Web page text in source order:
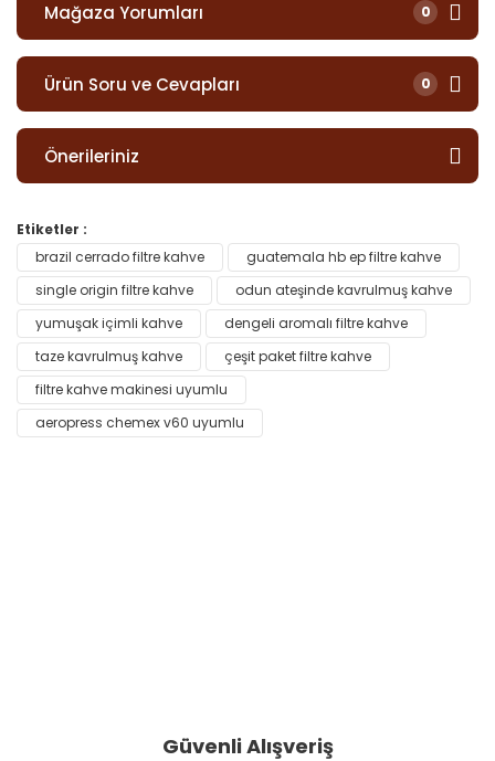
Mağaza Yorumları 0
Ürün Soru ve Cevapları 0
Önerileriniz
Etiketler :
brazil cerrado filtre kahve
guatemala hb ep filtre kahve
single origin filtre kahve
odun ateşinde kavrulmuş kahve
yumuşak içimli kahve
dengeli aromalı filtre kahve
taze kavrulmuş kahve
çeşit paket filtre kahve
filtre kahve makinesi uyumlu
aeropress chemex v60 uyumlu
Güvenli Alışveriş